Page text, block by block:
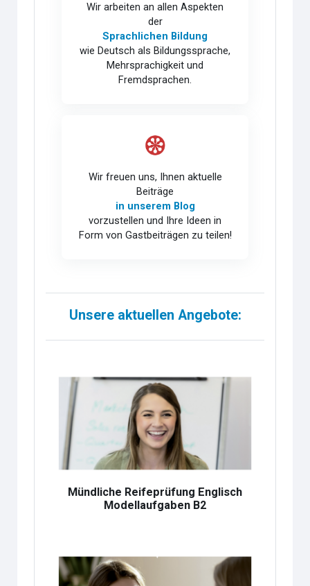
Wir arbeiten an allen Aspekten
der
Sprachlichen Bildung
wie Deutsch als Bildungssprache,
Mehrsprachigkeit und
Fremdsprachen.
Wir freuen uns, Ihnen aktuelle
Beiträge
in unserem Blog
vorzustellen und Ihre Ideen in
Form von Gastbeiträgen zu teilen!
Unsere aktuellen Angebote:
Mündliche Reifeprüfung Englisch
Modellaufgaben B2